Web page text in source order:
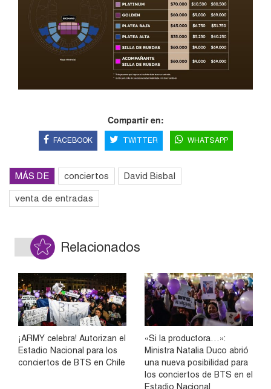
Compartir en:
FACEBOOK TWITTER WHATSAPP
MÁS DE conciertos David Bisbal
venta de entradas
Relacionados
¡ARMY celebra! Autorizan el
Estadio Nacional para los
conciertos de BTS en Chile
«Si la productora…»:
Ministra Natalia Duco abrió
una nueva posibilidad para
los conciertos de BTS en el
Estadio Nacional